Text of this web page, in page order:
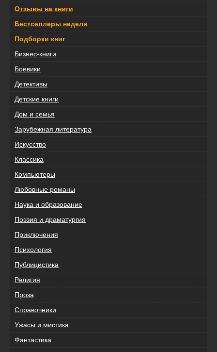
Отзывы на книги
Бестселлеры недели
Подборки книг
Бизнес-книги
Боевики
Детективы
Детские книги
Дом и семья
Зарубежная литература
Искусство
Классика
Компьютеры
Любовные романы
Наука и образование
Поэзия и драматургия
Приключения
Психология
Публицистика
Религия
Проза
Справочники
Ужасы и мистика
Фантастика